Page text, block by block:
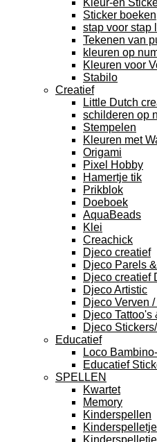
Kleur-en
Sticker boeken
stap voor stap
Tekenen van
kleuren op
Kleuren voor
Stabilo
Creatief
Little Dutch
schilderen op
Stempelen
Kleuren met
Origami
Pixel Hobby
Hamertje tik
Prikblok
Doeboek
AquaBeads
Klei
Creachick
Djeco creatief
Djeco Parels
Djeco creatief
Djeco Artistic
Djeco Verven
Djeco Tattoo's
Djeco
Educatief
Loco
Educatief
SPELLEN
Kwartet
Memory
Kinderspellen